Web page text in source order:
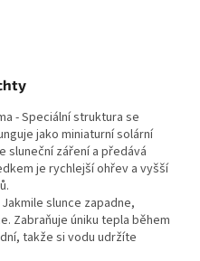
- Speciální struktura se
jako miniaturní solární
sluneční záření a předává
je rychlejší ohřev a vyšší
slunce zapadne,
Zabraňuje úniku tepla během
takže si vodu udržíte